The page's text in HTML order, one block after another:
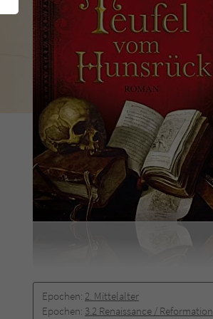
Epochen: 2. Mittelalter
Epochen: 3.2 Renaissance / Reformation